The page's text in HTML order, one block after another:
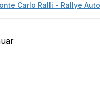
Carlo Ralli - Rallye